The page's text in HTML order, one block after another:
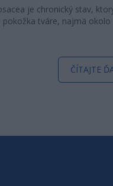
je chronický stav,
pokožka tváre, najmä okolo
ČÍTAJTE